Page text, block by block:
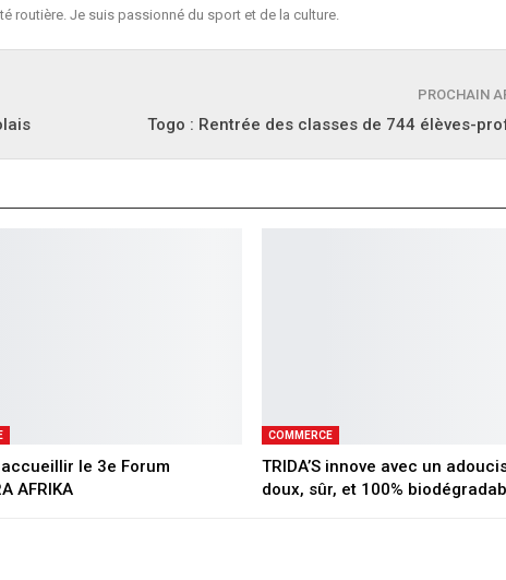
routière. Je suis passionné du sport et de la culture.
PROCHAIN
Togo : Rentrée des classes de 744 élèves-
accueillir le 3e Forum
AFRIKA
COMMERCE
TRIDA’S innove avec un
doux, sûr, et 100%